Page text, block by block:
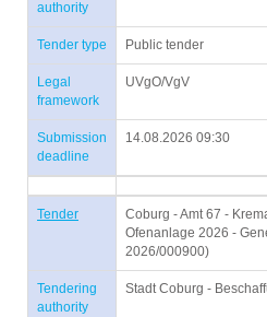
authority
Tender type Public tender
Legal
framework
UVgO/VgV
Submission
deadline
14.08.2026 09:30
Tender
Coburg - Amt 67 -
Ofenanlage 2026 -
2026/000900)
Tendering
authority
Stadt Coburg -